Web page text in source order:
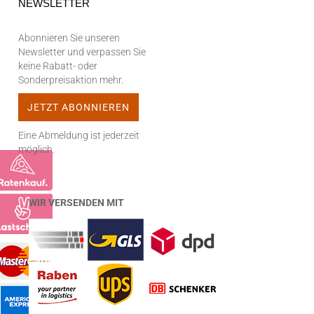
NEWSLETTER
Abonnieren Sie unseren
Newsletter und verpassen Sie
keine Rabatt- oder
Sonderpreisaktion mehr.
Eine Abmeldung ist jederzeit
möglich.
WIR VERSENDEN MIT